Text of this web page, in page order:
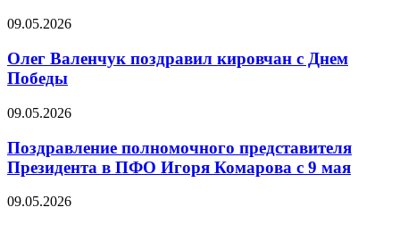
09.05.2026
Олег Валенчук поздравил кировчан с Днем
Победы
09.05.2026
Поздравление полномочного представителя
Президента в ПФО Игоря Комарова с 9 мая
09.05.2026